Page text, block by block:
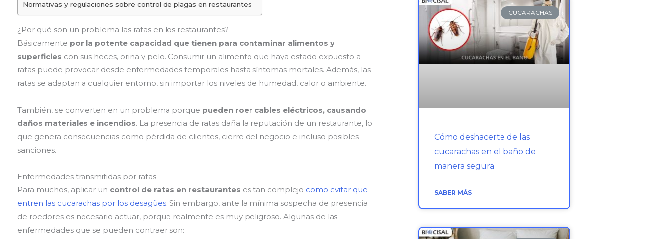
Normativas y regulaciones sobre control de plagas en restaurantes
¿Por qué son un problema las ratas en los restaurantes?
Básicamente por la potente capacidad que tienen para contaminar alimentos y
superficies con sus heces, orina y pelo. Consumir un alimento que haya estado expuesto a
ratas puede provocar desde enfermedades temporales hasta síntomas mortales. Además, las
ratas se adaptan a cualquier entorno, sin importar los niveles de humedad, calor o ambiente.
También, se convierten en un problema porque pueden roer cables eléctricos, causando
daños materiales e incendios. La presencia de ratas daña la reputación de un restaurante, lo
que genera consecuencias como pérdida de clientes, cierre del negocio e incluso posibles
sanciones.
Enfermedades transmitidas por ratas
Para muchos, aplicar un control de ratas en restaurantes es tan complejo como evitar que
entren las cucarachas por los desagües. Sin embargo, ante la mínima sospecha de presencia
de roedores es necesario actuar, porque realmente es muy peligroso. Algunas de las
enfermedades que se pueden contraer son:
CUCARACHAS
Cómo deshacerte de las
cucarachas en el baño de
manera segura
SABER MÁS